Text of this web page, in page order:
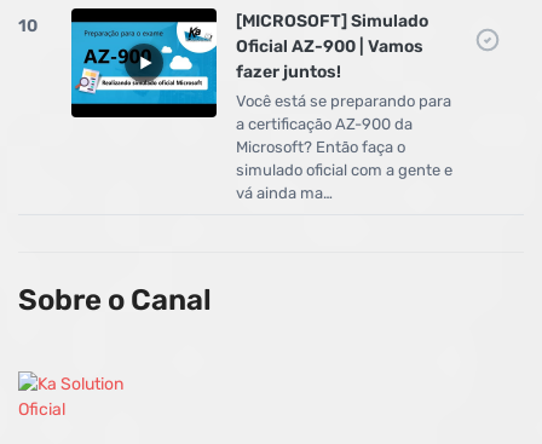
10
[MICROSOFT] Simulado
Oficial AZ-900 | Vamos
fazer juntos!
Você está se preparando para
a certificação AZ-900 da
Microsoft? Então faça o
simulado oficial com a gente e
vá ainda ma…
Sobre o Canal